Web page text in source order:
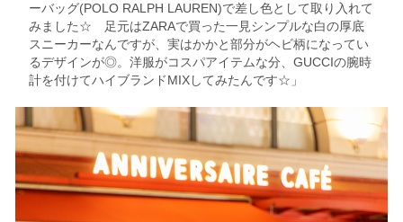
ーバッグ(POLO RALPH LAUREN)で差し色として取り入れて
みました☆ 足元はZARAで買った一見シンプルな白の厚底
スニーカーなんですが、実はかかと部分がヘビ柄になってい
るデザインが◎。洋服がコスパアイテムな分、GUCCIの腕時
計を付けてハイブランドMIXしてみたんです☆」